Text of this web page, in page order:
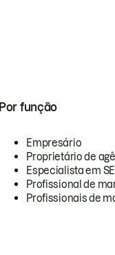
Por função
Empresário
Proprietário de
Especialista em
Profissional de
Profissionais de